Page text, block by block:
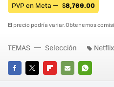
PVP en Meta — $8,769.00
El precio podría variar. Obtenemos
FACEBOOK
TWITTERFLIPBOARD
E-
WHATSAPP
TEMAS Selección Netflix